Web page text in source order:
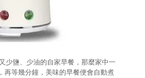
少鹽、少油的自家早餐，那麼家中一
再等幾分鐘，美味的早餐便會自動煮